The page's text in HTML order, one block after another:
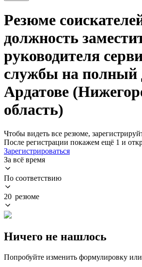
Резюме
должность
руководителя
службы на полный
Ардатове
область)
Чтобы видеть все резюме,
После регистрации покажем ещё 1 и
Зарегистрироваться
За всё время
По соответствию
20 резюме
Ничего не нашлось
Попробуйте изменить формулировку